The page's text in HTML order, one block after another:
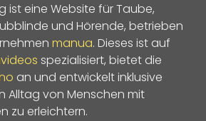
ist eine Website für Taube,
und Hörende, betrieben
manua. Dieses ist auf
spezialisiert, bietet die
an und entwickelt inklusive
Alltag von Menschen mit
zu erleichtern.